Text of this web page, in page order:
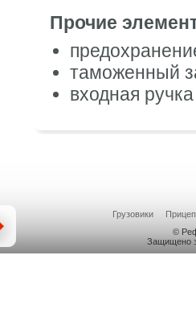
Прочие
таможенный
входная
Грузовики
©
Защищено